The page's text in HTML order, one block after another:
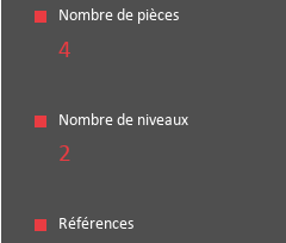
Nombre de pièces
4
Nombre de niveaux
2
Références